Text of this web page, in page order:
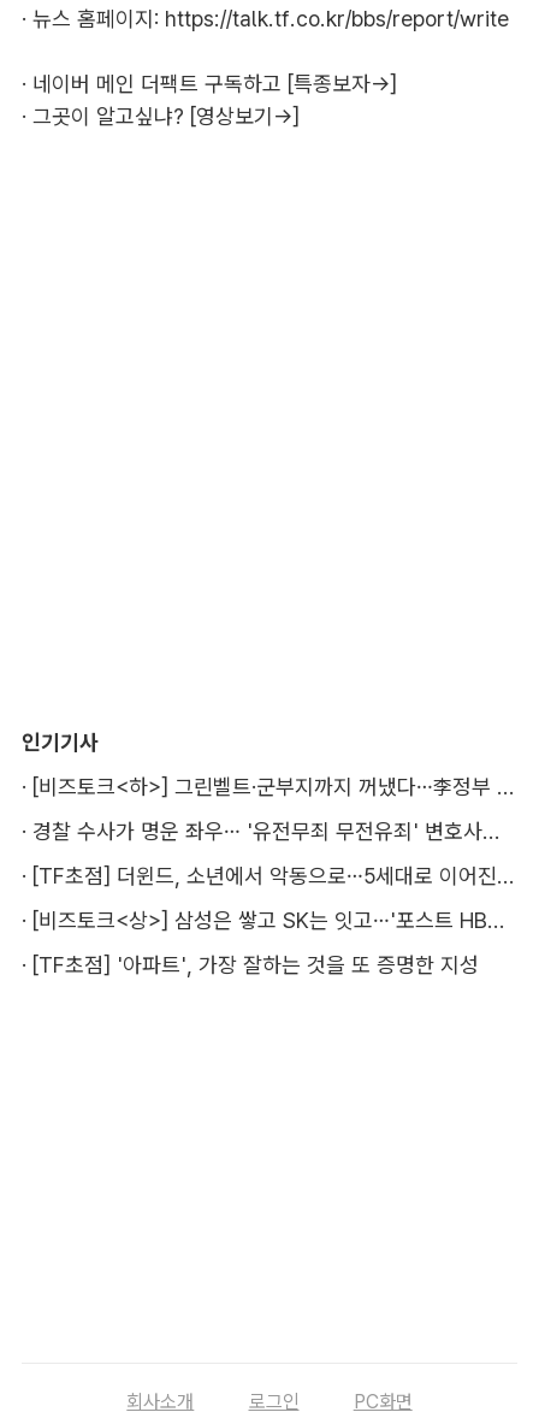
· 뉴스 홈페이지: https://talk.tf.co.kr/bbs/report/write
· 네이버 메인 더팩트 구독하고 [특종보자→]
· 그곳이 알고싶냐? [영상보기→]
인기기사
·
[비즈토크<하>] 그린벨트·군부지까지 꺼냈다…李정부 '공급 속도전' 통할까
·
경찰 수사가 명운 좌우… '유전무죄 무전유죄' 변호사비 부담 우려
·
[TF초점] 더윈드, 소년에서 악동으로…5세대로 이어진 지코·박경
·
[비즈토크<상>] 삼성은 쌓고 SK는 잇고…'포스트 HBM' 주도권 누가 잡을까
· [TF초점] '아파트', 가장 잘하는 것을 또 증명한 지성
회사소개 로그인 PC화면